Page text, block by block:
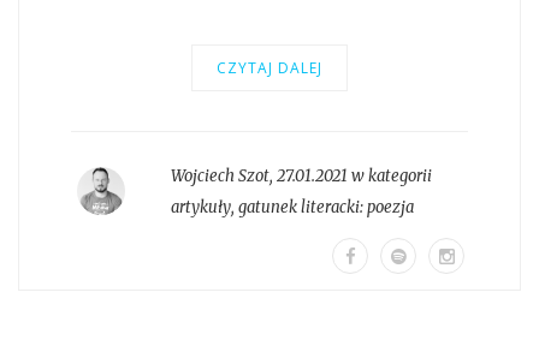
CZYTAJ DALEJ
Wojciech Szot, 27.01.2021 w kategorii
artykuły, gatunek literacki:poezja